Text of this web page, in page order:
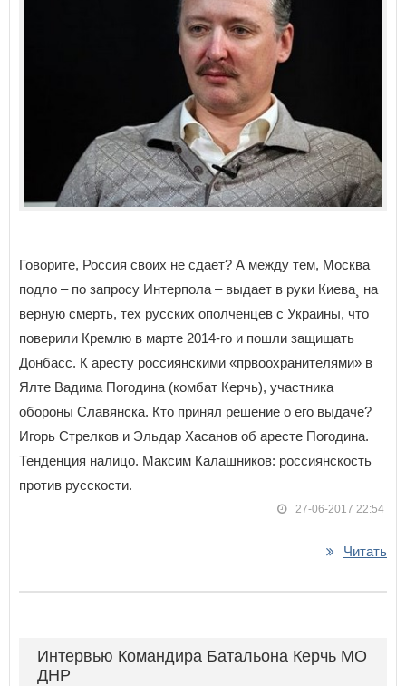
Говорите, Россия своих не сдает? А между тем, Москва
подло – по запросу Интерпола – выдает в руки Киева¸ на
верную смерть, тех русских ополченцев с Украины, что
поверили Кремлю в марте 2014-го и пошли защищать
Донбасс. К аресту россиянскими «првоохранителями» в
Ялте Вадима Погодина (комбат Керчь), участника
обороны Славянска. Кто принял решение о его выдаче?
Игорь Стрелков и Эльдар Хасанов об аресте Погодина.
Тенденция налицо. Максим Калашников: россиянскость
против русскости.
27-06-2017 22:54
Читать
Интервью Командира Батальона Керчь МО
ДНР